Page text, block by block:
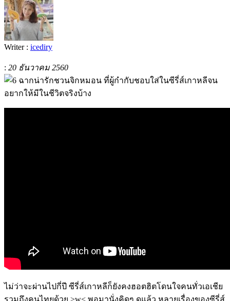
Writer : icediry
: 20 ธันวาคม 2560
ไม่ว่าจะผ่านไปกี่ปี ซีรี่ส์เกาหลีก็ยังคงฮอตฮิตโดนใจคนทั่วเอเชีย
รวมถึงคนไทยด้วย >w< พอมานั่งคิดๆ ดูแล้ว หลายเรื่องของซีรี่ส์